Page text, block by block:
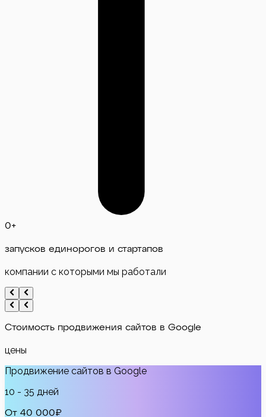
0+
запусков единорогов и стартапов
компании с которыми мы работали
Стоимость продвижения сайтов в Google
цены
Продвижение сайтов в Google
10 - 35 дней
От 40 000₽